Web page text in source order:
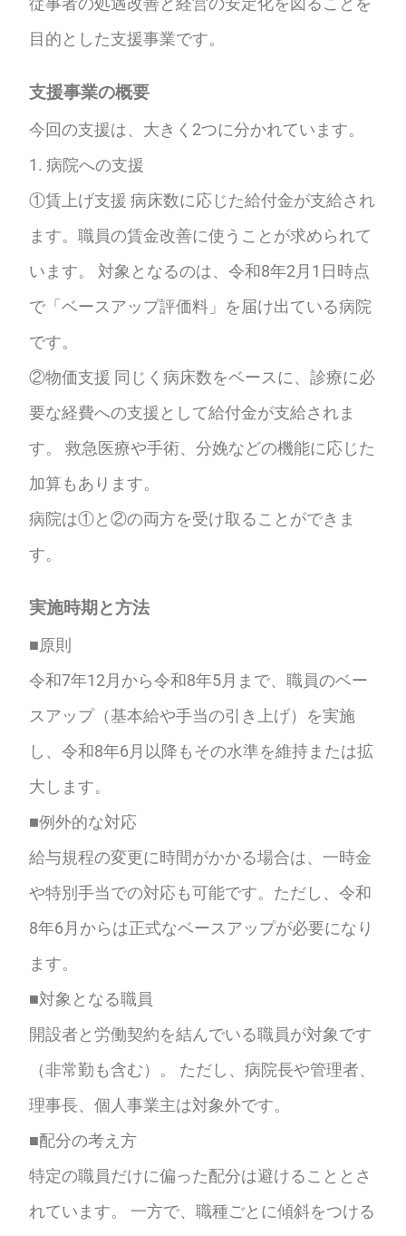
目的とした支援事業です。
支援事業の概要
今回の支援は、大きく2つに分かれています。
1. 病院への支援
①賃上げ支援 病床数に応じた給付金が支給され
ます。職員の賃金改善に使うことが求められて
います。 対象となるのは、令和8年2月1日時点
で「ベースアップ評価料」を届け出ている病院
です。
②物価支援 同じく病床数をベースに、診療に必
要な経費への支援として給付金が支給されま
す。 救急医療や手術、分娩などの機能に応じた
加算もあります。
病院は①と②の両方を受け取ることができま
す。
実施時期と方法
■原則
令和7年12月から令和8年5月まで、職員のベー
スアップ（基本給や手当の引き上げ）を実施
し、令和8年6月以降もその水準を維持または拡
大します。
■例外的な対応
給与規程の変更に時間がかかる場合は、一時金
や特別手当での対応も可能です。ただし、令和
8年6月からは正式なベースアップが必要になり
ます。
■対象となる職員
開設者と労働契約を結んでいる職員が対象です
（非常勤も含む）。 ただし、病院長や管理者、
理事長、個人事業主は対象外です。
■配分の考え方
特定の職員だけに偏った配分は避けることとさ
れています。 一方で、職種ごとに傾斜をつける